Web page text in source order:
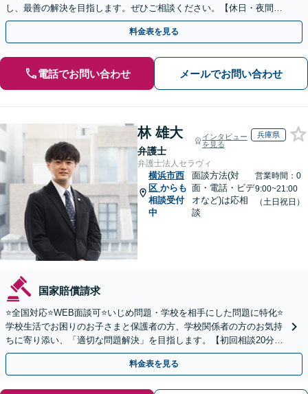
し、最善の解決を目指します。ぜひご相談ください。【休日・夜間相
談可】【ビデオ面談可】【銀座駅1分】
料金表を見る
電話でお問い合わせ メールでお問い合わせ
林 雄大
弁護士
インタビュー
を見る
兵庫県
弁護士法人セラヴィ
横浜市西
区 からも
相談受付
中
面談方法(対
面・電話・ビデ
オなど)は応相
談
営業時間：0
9:00~21:00
（土日祝日）
国家賠償請求
⭐️全国対応⭐️WEB面談可⭐️いじめ問題・学校を相手にした問題に特化⭐️
学校生活でお困りのお子さまと保護者の方、学校関係者の方のお気持
ちに寄り添い、「適切な問題解決」を目指します。【初回相談20分無
料】
料金表を見る